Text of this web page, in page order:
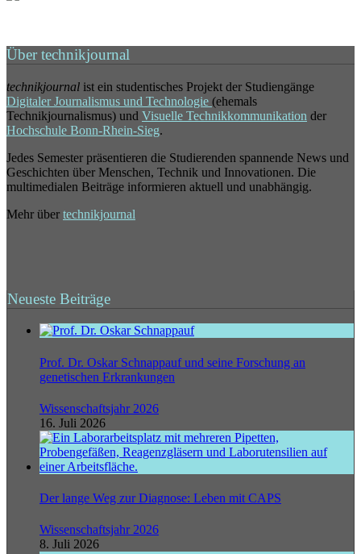
Über technikjournal
technikjournal ist ein studentisches Projekt der Studiengänge
Digitaler Journalismus und Technologie (ehemals
Technikjournalismus) und Visuelle Technikkommunikation der
Hochschule Bonn-Rhein-Sieg.
Jedes Semester präsentieren die Studierenden spannende News und
Geschichten über Menschen, Technik und Innovationen. Die
multimedialen Beiträge informieren aktuell und unabhängig.
Mehr über technikjournal
Neueste Beiträge
Prof. Dr. Oskar Schnappauf und seine Forschung an
genetischen Erkrankungen
Wissenschaftsjahr 2026
16. Juli 2026
Der lange Weg zur Diagnose: Leben mit CAPS
Wissenschaftsjahr 2026
8. Juli 2026